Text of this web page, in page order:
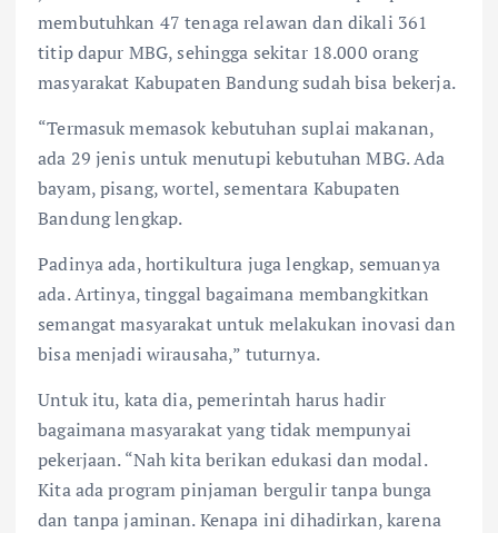
membutuhkan 47 tenaga relawan dan dikali 361
titip dapur MBG, sehingga sekitar 18.000 orang
masyarakat Kabupaten Bandung sudah bisa bekerja.
“Termasuk memasok kebutuhan suplai makanan,
ada 29 jenis untuk menutupi kebutuhan MBG. Ada
bayam, pisang, wortel, sementara Kabupaten
Bandung lengkap.
Padinya ada, hortikultura juga lengkap, semuanya
ada. Artinya, tinggal bagaimana membangkitkan
semangat masyarakat untuk melakukan inovasi dan
bisa menjadi wirausaha,” tuturnya.
Untuk itu, kata dia, pemerintah harus hadir
bagaimana masyarakat yang tidak mempunyai
pekerjaan. “Nah kita berikan edukasi dan modal.
Kita ada program pinjaman bergulir tanpa bunga
dan tanpa jaminan. Kenapa ini dihadirkan, karena